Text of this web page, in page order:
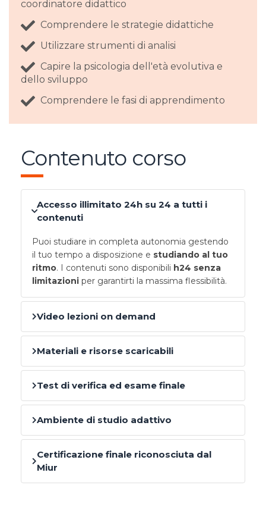
coordinatore didattico
Comprendere le strategie didattiche
Utilizzare strumenti di analisi
Capire la psicologia dell'età evolutiva e
dello sviluppo
Comprendere le fasi di apprendimento
Contenuto corso
Accesso illimitato 24h su 24 a tutti i
contenuti
Puoi studiare in completa autonomia gestendo
il tuo tempo a disposizione e studiando al tuo
ritmo. I contenuti sono disponibili h24 senza
limitazioni per garantirti la massima flessibilità.
Video lezioni on demand
Materiali e risorse scaricabili
Test di verifica ed esame finale
Ambiente di studio adattivo
Certificazione finale riconosciuta dal
Miur